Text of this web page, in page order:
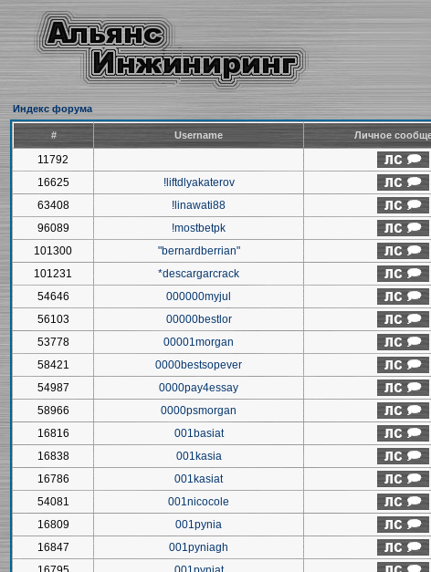
Индекс форума
# Username Личное
11792
16625
!liftdlyakaterov
63408
!linawati88
96089
!mostbetpk
101300
"bernardberrian"
101231
*descargarcrack
54646
000000myjul
56103
00000bestlor
53778
00001morgan
58421
0000bestsopever
54987
0000pay4essay
58966
0000psmorgan
16816
001basiat
16838
001kasia
16786
001kasiat
54081
001nicocole
16809
001pynia
16847
001pyniagh